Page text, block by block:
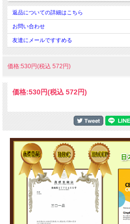
返品についての詳細はこちら
お問い合わせ
友達にメールですすめる
価格:530円(税込 572円)
価格:530円(税込 572円)